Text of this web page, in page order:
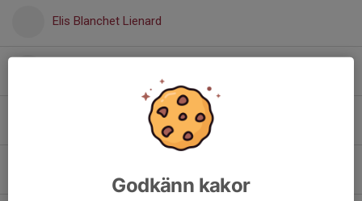
Elis Blanchet Lienard
Francisco Figueiredo
Godkänn kakor